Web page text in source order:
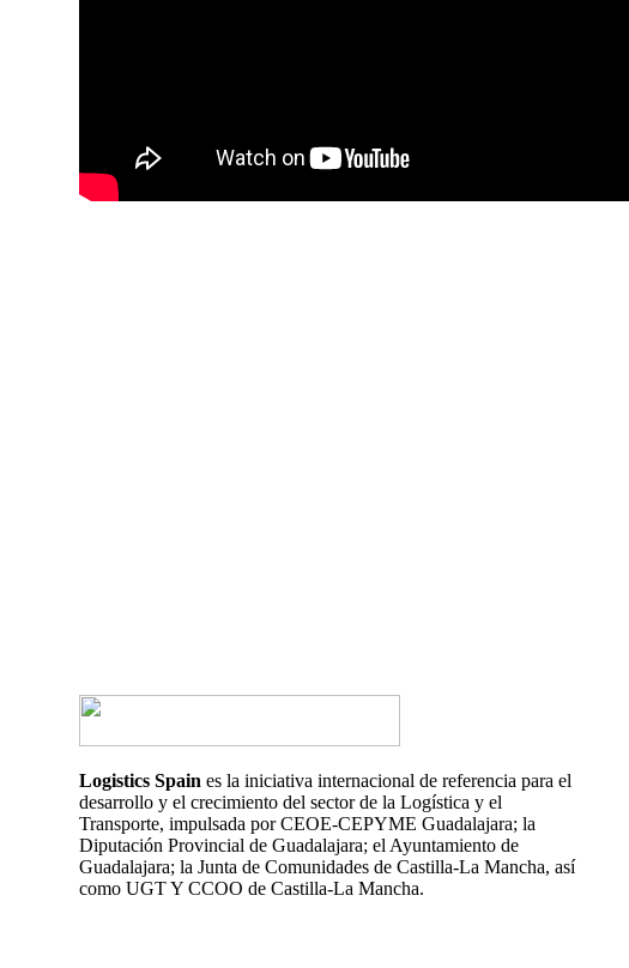
Logistics Spain es la iniciativa internacional de referencia para el
desarrollo y el crecimiento del sector de la Logística y el
Transporte, impulsada por CEOE-CEPYME Guadalajara; la
Diputación Provincial de Guadalajara; el Ayuntamiento de
Guadalajara; la Junta de Comunidades de Castilla-La Mancha, así
como UGT Y CCOO de Castilla-La Mancha.